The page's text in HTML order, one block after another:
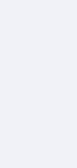
e servizi
dei dati
Fibra